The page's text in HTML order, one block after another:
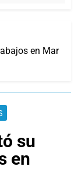
en Mar
su
en